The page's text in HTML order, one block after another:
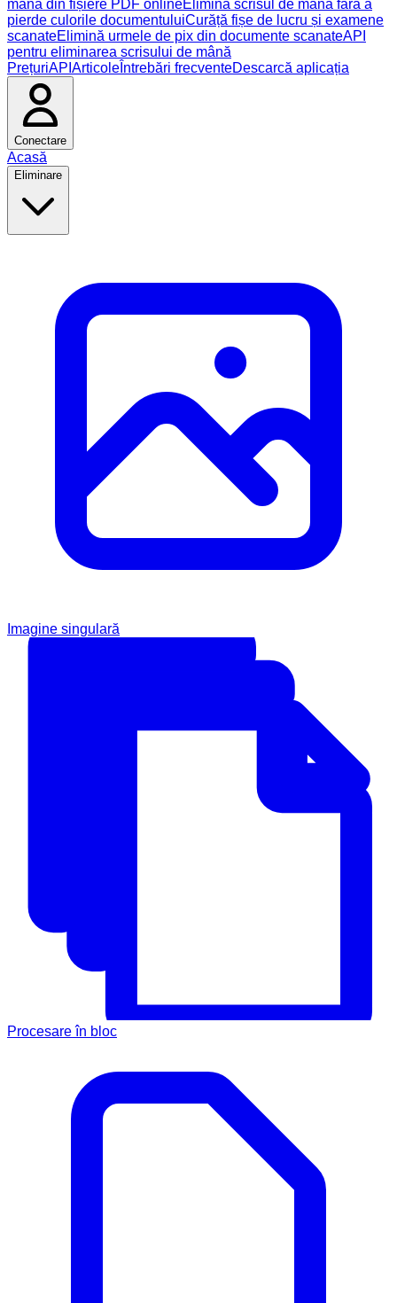
mână din fișiere PDF onlineElimină scrisul de mână fără a
pierde culorile documentuluiCurăță fișe de lucru și examene
scanateElimină urmele de pix din documente scanateAPI
pentru eliminarea scrisului de mână
PrețuriAPI Articole Întrebări frecventeDescarcă aplicația
Conectare
Acasă
Eliminare
Imagine singulară
Procesare în bloc